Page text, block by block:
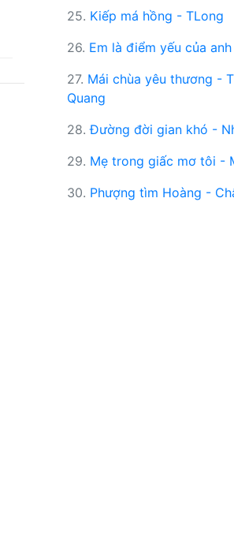
25. Kiếp má hồng - TLong
26. Em là điểm yếu của
27. Mái chùa yêu thương -
Quang
28.Đường đời gian khó -
29. Mẹ trong giấc mơ tôi -
30. Phượng tìm Hoàng -